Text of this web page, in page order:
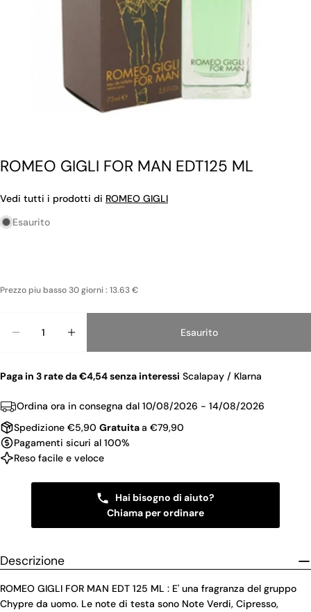
ROMEO GIGLI FOR MAN EDT125 ML
Vedi tutti i prodotti di ROMEO GIGLI
Esaurito
Prezzo piu basso 30 giorni : 13.63 €
Esaurito
Paga in 3 rate da €4,54 senza interessi Scalapay / Klarna
Ordina ora in consegna dal 10/08/2026 - 14/08/2026
Spedizione €5,90 Gratuitaa €79,90
Pagamenti sicuri al 100%
Reso facile e veloce
Hai bisogno di aiuto?
Chiama per ordinare
Descrizione
ROMEO GIGLI FOR MAN EDT 125 ML : E' una fragranza del gruppo
Chypre da uomo. Le note di testa sono Note Verdi, Cipresso,